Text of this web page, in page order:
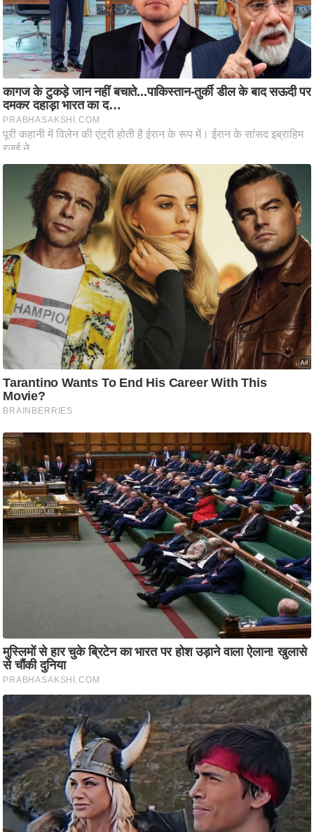
यि
क
मा
भू
मि
स्तं
भ
ए
.
आ
ई
.
प
र
स
क्षा
ध
र्म
ज्यो
ति
ष
मा
/
ध
स्थ
ल
व्र
त
त्यो
हा
र